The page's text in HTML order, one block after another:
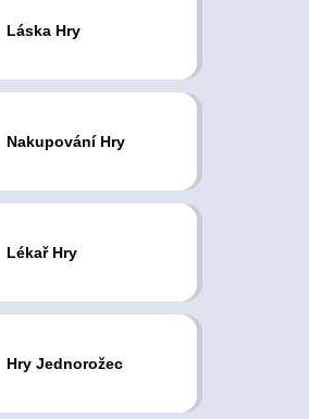
Láska Hry
Nakupování Hry
Lékař Hry
Hry Jednorožec